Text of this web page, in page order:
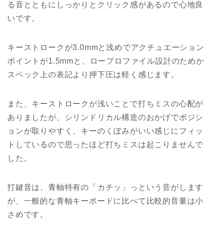
る音とともにしっかりとクリック感があるので心地良
いです。
キーストロークが3.0mmと浅めでアクチュエーション
ポイントが1.5mmと、ロープロファイル設計のためか
スペック上の表記より押下圧は軽く感じます。
また、キーストロークが浅いことで打ちミスの心配が
ありましたが、シリンドリカル構造のおかげでポジシ
ョンが取りやすく、キーのくぼみがいい感じにフィッ
トしているので思ったほど打ちミスは起こりませんで
した。
打鍵音は、青軸特有の「カチッ」っという音がします
が、一般的な青軸キーボードに比べて比較的音量は小
さめです。